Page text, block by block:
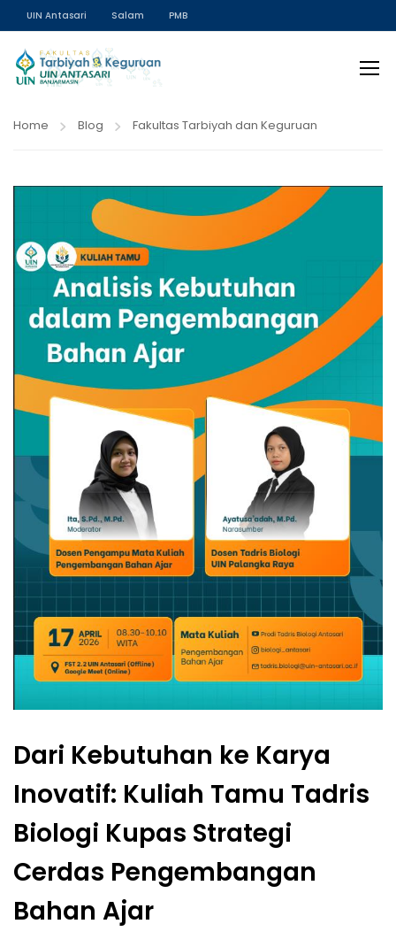
UIN Antasari Salam PMB
Home Blog Fakultas Tarbiyah dan Keguruan
Dari Kebutuhan ke Karya
Inovatif: Kuliah Tamu Tadris
Biologi Kupas Strategi
Cerdas Pengembangan
Bahan Ajar